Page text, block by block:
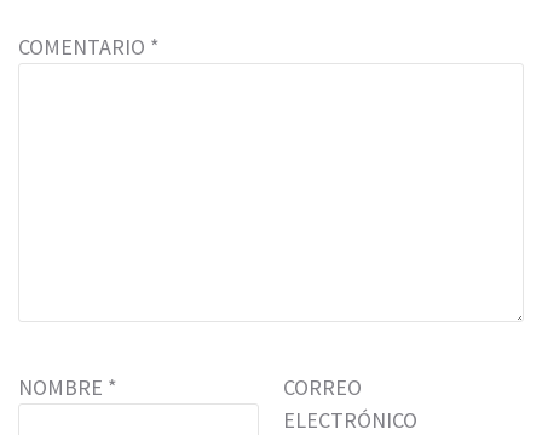
COMENTARIO *
NOMBRE *
CORREO
ELECTRÓNICO